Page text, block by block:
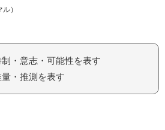
ル）
・意志・可能性を表す
・推測を表す